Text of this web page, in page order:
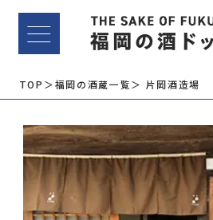
TOP ＞福岡の酒蔵一覧＞ 片岡酒造場